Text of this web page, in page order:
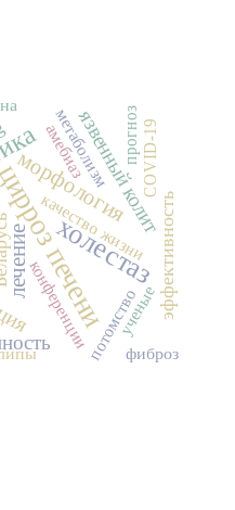
печени
холестаз
морфология
лечение
язвенный колит
эффективность
конференции
COVID-19
потомство
качество жизни
метаболизм
ученые
амебиаз
фиброз
прогноз